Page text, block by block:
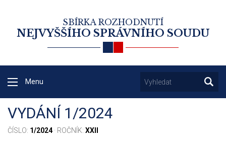
SBÍRKA ROZHODNUTÍ
NEJVYŠŠÍHO SPRÁVNÍHO SOUDU
Menu
VYDÁNÍ 1/2024
ČÍSLO: 1/2024· ROČNÍK: XXII